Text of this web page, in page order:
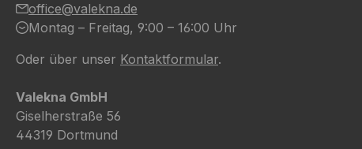
office@valekna.de
Montag – Freitag, 9:00 – 16:00 Uhr
Oder über unser Kontaktformular.
Valekna GmbH
Giselherstraße 56
44319 Dortmund